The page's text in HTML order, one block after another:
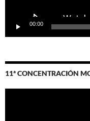
00:00
11ª CONCENTRACIÓN